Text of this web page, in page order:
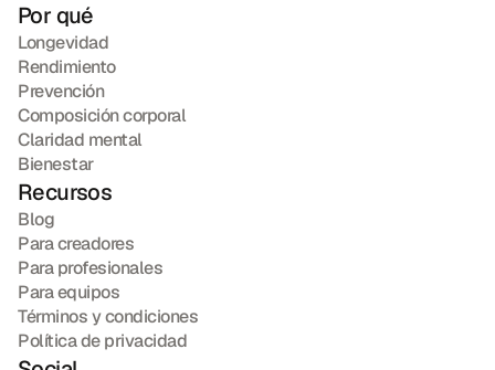
Por qué
Longevidad
Rendimiento
Prevención
Composición corporal
Claridad mental
Bienestar
Recursos
Blog
Para creadores
Para profesionales
Para equipos
Términos y condiciones
Política de privacidad